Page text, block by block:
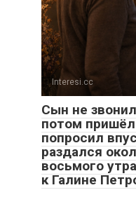
Interesi.cc
Сын не
потом
попросил
раздался
восьмого
к Галине